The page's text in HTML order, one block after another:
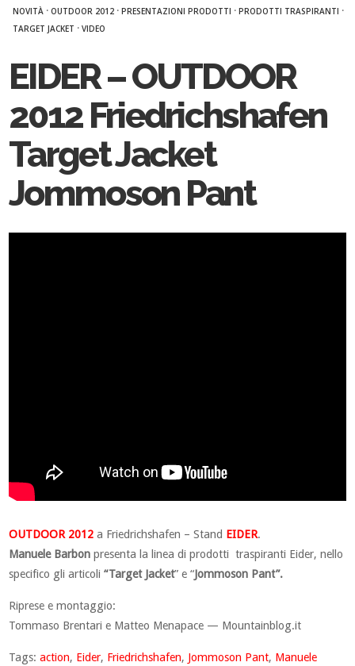
NOVITÀ ·OUTDOOR 2012 ·PRESENTAZIONI PRODOTTI ·PRODOTTI TRASPIRANTI ·
TARGET JACKET ·VIDEO
EIDER – OUTDOOR
2012 Friedrichshafen
Target Jacket
Jommoson Pant
OUTDOOR 2012 a Friedrichshafen – Stand EIDER.
Manuele Barbon presenta la linea di prodotti traspiranti Eider, nello
specifico gli articoli“Target Jacket” e “Jommoson Pant”.
Riprese e montaggio:
Tommaso Brentari e Matteo Menapace — Mountainblog.it
Tags:action, Eider, Friedrichshafen, Jommoson Pant, Manuele